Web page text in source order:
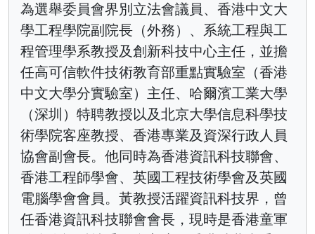
為選舉委員會界別立法會議員、香港中文大
學工程學院副院長（外務）、系統工程與工
程管理學系教授及創新科技中心主任，並擔
任高可信軟件技術教育部重點實驗室（香港
中文大學分實驗室）主任、哈爾濱工業大學
（深圳）特聘教授以及北京大學信息科學技
術學院客座教授、香港專業及資深行政人員
協會副會長。他同時為香港資訊科技聯會、
香港工程師學會、英國工程技術學會及英國
電腦學會會員。黃教授活躍資訊科技界，曾
任香港資訊科技聯會會長，現時是香港童軍